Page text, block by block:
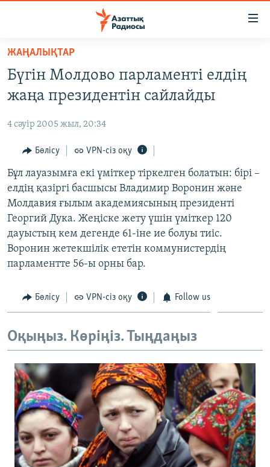
Skip
main
content
to
Navigation
Skip
to
Search
САЯСАТ
AZATTYQTV
ҚАҢТАР ОҚИҒАСЫ
АДАМ ҚҰҚЫҚТАРЫ
ӘЛЕУМЕТ
ӘЛЕМ
АРНАЙЫ ЖОБАЛАР
Русский
Басқа тілдерде
ЖАҢАЛЫҚТАР
Бүгін Молдово парламенті елдің
жаңа президентін сайлайды
4 сәуір 2005 жыл, 20:34
Бөлісу VPN-сіз оқу
Бұл лауазымға екі үміткер тіркелген болатын: бірі –
елдің қазіргі басшысы Владимир Воронин және
Молдавия ғылым академиясының президенті
Георгий Дука. Жеңіске жету үшін үміткер 120
дауыстың кем дегенде 61-іне ие болуы тиіс.
Воронин жетекшілік ететін коммунистердің
парламентте 56-ы орны бар.
Бөлісу VPN-сіз оқу Follow us
Оқыңыз. Көріңіз. Тыңдаңыз